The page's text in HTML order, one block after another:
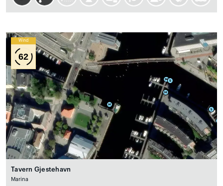
Wind
62
Tavern Gjestehavn
Marina